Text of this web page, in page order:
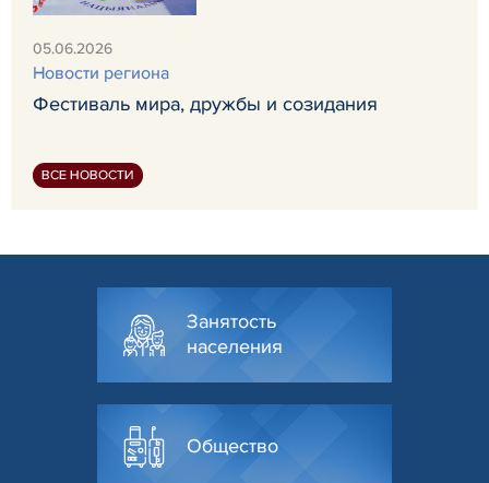
05.06.2026
Новости региона
Фестиваль мира, дружбы и созидания
ВСЕ НОВОСТИ
Занятость
населения
Общество